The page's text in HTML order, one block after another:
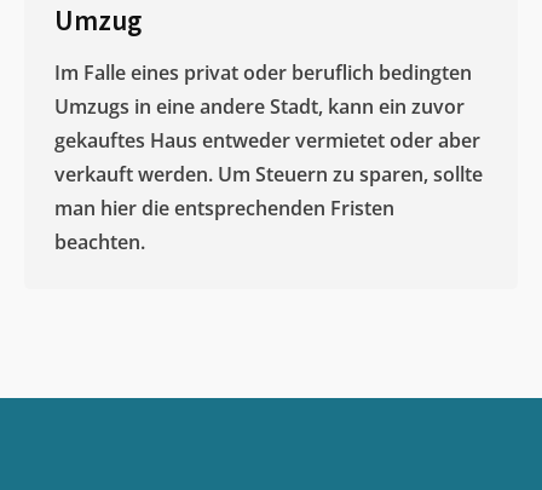
Umzug
Im Falle eines privat oder beruflich bedingten
Umzugs in eine andere Stadt, kann ein zuvor
gekauftes Haus entweder vermietet oder aber
verkauft werden. Um Steuern zu sparen, sollte
man hier die entsprechenden Fristen
beachten.